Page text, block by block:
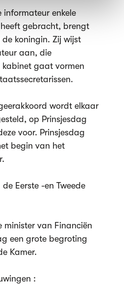
informateur enkele
gebracht, brengt
koningin. Zij wijst
aan, die
kabinet gaat vormen
wordt elkaar
op Prinsjesdag
voor. Prinsjesdag
begin van het
Eerste -en Tweede
minister van Financiën
een grote begroting
Kamer.
: